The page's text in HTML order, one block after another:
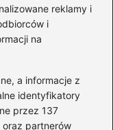
reklamy i
i
na
a informacje z
identyfikatory
przez 137
oraz partnerów
– Przewodnik,
Mobile – prosty